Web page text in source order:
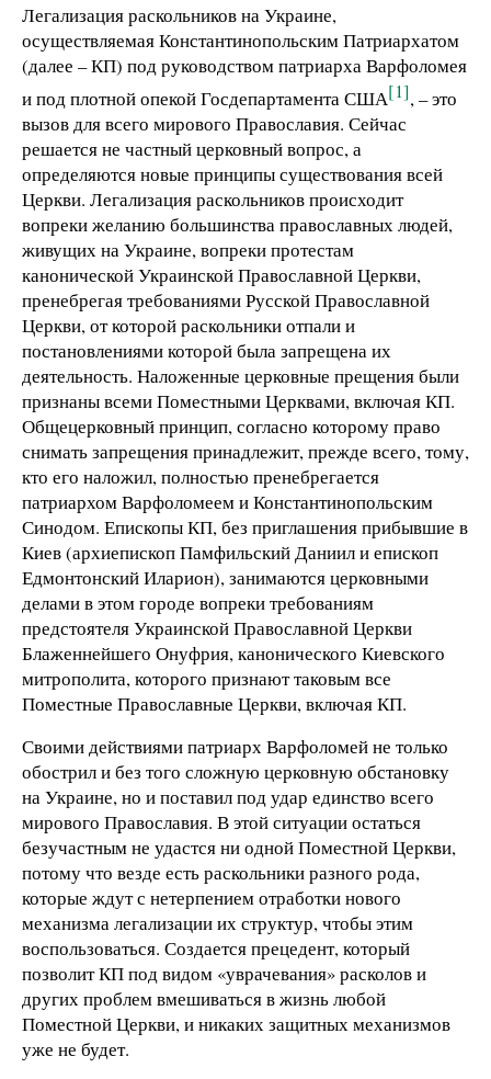
Легализация раскольников на Украине,
осуществляемая Константинопольским Патриархатом
(далее – КП) под руководством патриарха Варфоломея
и под плотной опекой Госдепартамента США[1], – это
вызов для всего мирового Православия. Сейчас
решается не частный церковный вопрос, а
определяются новые принципы существования всей
Церкви. Легализация раскольников происходит
вопреки желанию большинства православных людей,
живущих на Украине, вопреки протестам
канонической Украинской Православной Церкви,
пренебрегая требованиями Русской Православной
Церкви, от которой раскольники отпали и
постановлениями которой была запрещена их
деятельность. Наложенные церковные прещения были
признаны всеми Поместными Церквами, включая КП.
Общецерковный принцип, согласно которому право
снимать запрещения принадлежит, прежде всего, тому,
кто его наложил, полностью пренебрегается
патриархом Варфоломеем и Константинопольским
Синодом. Епископы КП, без приглашения прибывшие в
Киев (архиепископ Памфильский Даниил и епископ
Едмонтонский Иларион), занимаются церковными
делами в этом городе вопреки требованиям
предстоятеля Украинской Православной Церкви
Блаженнейшего Онуфрия, канонического Киевского
митрополита, которого признают таковым все
Поместные Православные Церкви, включая КП.
Своими действиями патриарх Варфоломей не только
обострил и без того сложную церковную обстановку
на Украине, но и поставил под удар единство всего
мирового Православия. В этой ситуации остаться
безучастным не удастся ни одной Поместной Церкви,
потому что везде есть раскольники разного рода,
которые ждут с нетерпением отработки нового
механизма легализации их структур, чтобы этим
воспользоваться. Создается прецедент, который
позволит КП под видом «уврачевания» расколов и
других проблем вмешиваться в жизнь любой
Поместной Церкви, и никаких защитных механизмов
уже не будет.